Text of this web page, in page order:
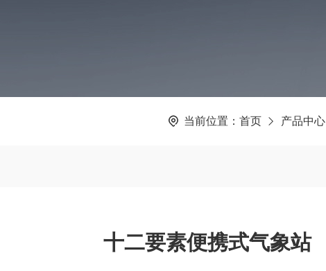
当前位置： 首页 产品中心
十二要素便携式气象站